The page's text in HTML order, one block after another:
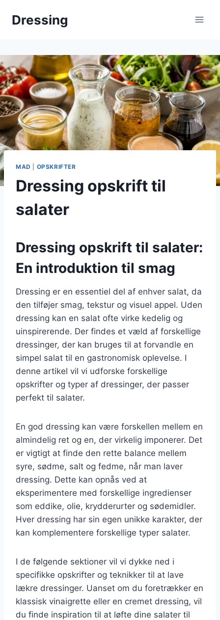
Dressing
MAD OPSKRIFTER
Dressing opskrift til
salater
Dressing opskrift til salater:
En introduktion til smag
Dressing er en essentiel del af enhver salat, da
den tilføjer smag, tekstur og visuel appel. Uden
dressing kan en salat ofte virke kedelig og
uinspirerende. Der findes et væld af forskellige
dressinger, der kan bruges til at forvandle en
simpel salat til en gastronomisk oplevelse. I
denne artikel vil vi udforske forskellige
opskrifter og typer af dressinger, der passer
perfekt til salater.
En god dressing kan være forskellen mellem en
almindelig ret og en, der virkelig imponerer. Det
er vigtigt at finde den rette balance mellem
syre, sødme, salt og fedme, når man laver
dressing. Dette kan opnås ved at
eksperimentere med forskellige ingredienser
som eddike, olie, krydderurter og sødemidler.
Hver dressing har sin egen unikke karakter, der
kan komplementere forskellige typer salater.
I de følgende sektioner vil vi dykke ned i
specifikke opskrifter og teknikker til at lave
lækre dressinger. Uanset om du foretrækker en
klassisk vinaigrette eller en cremet dressing, vil
du finde inspiration til at løfte dine salater til